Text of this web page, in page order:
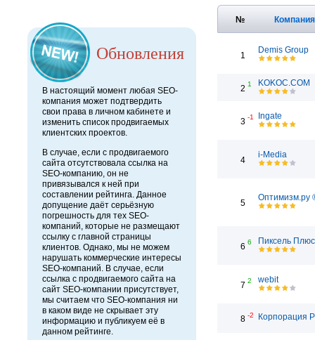
Обновления
В настоящий момент любая SEO-
компания может подтвердить
свои права в личном кабинете и
изменить список продвигаемых
клиентских проектов.
В случае, если с продвигаемого
сайта отсутствовала ссылка на
SEO-компанию, он не
привязывался к ней при
составлении рейтинга. Данное
допущение даёт серьёзную
погрешность для тех SEO-
компаний, которые не размещают
ссылку с главной страницы
клиентов. Однако, мы не можем
нарушать коммерческие интересы
SEO-компаний. В случае, если
ссылка с продвигаемого сайта на
сайт SEO-компании присутствует,
мы считаем что SEO-компания ни
в каком виде не скрывает эту
информацию и публикуем её в
данном рейтинге.
№
1
Demis Group
2 1 KOKOC.COM
3 -1 Ingate
4
i-Media
5
Оптимизм.ру
6 6 Пиксель Плюс
7 2 webit
8 -2 Корпорация